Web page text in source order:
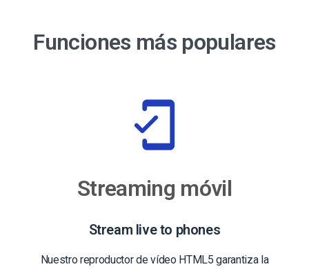
Funciones más populares
Streaming móvil
Stream live to phones
Nuestro reproductor de vídeo HTML5 garantiza la